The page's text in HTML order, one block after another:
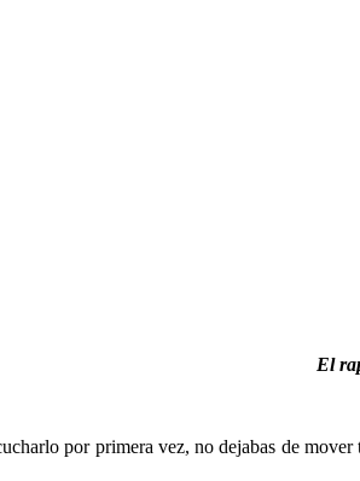
El
por primera vez, no dejabas de